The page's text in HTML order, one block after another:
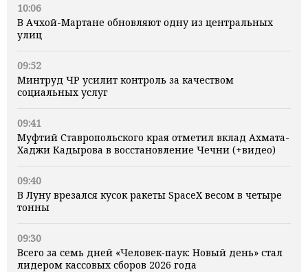
10:06
В Ачхой-Мартане обновляют одну из центральных
улиц
09:52
Минтруд ЧР усилит контроль за качеством
социальных услуг
09:41
Муфтий Ставропольского края отметил вклад Ахмата-
Хаджи Кадырова в восстановление Чечни (+видео)
09:40
В Луну врезался кусок ракеты SpaceX весом в четыре
тонны
09:30
Всего за семь дней «Человек‑паук: Новый день» стал
лидером кассовых сборов 2026 года